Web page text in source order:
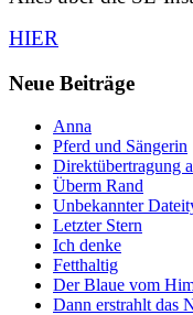
HIER
Neue Beiträge
Anna
Pferd und Sängerin
Direktübertragung
Überm Rand
Unbekannter
Letzter Stern
Ich denke
Fetthaltig
Der Blaue vom
Dann erstrahlt das